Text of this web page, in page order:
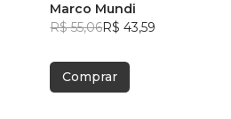
Marco Mundi
R$ 55,06R$ 43,59
Comprar